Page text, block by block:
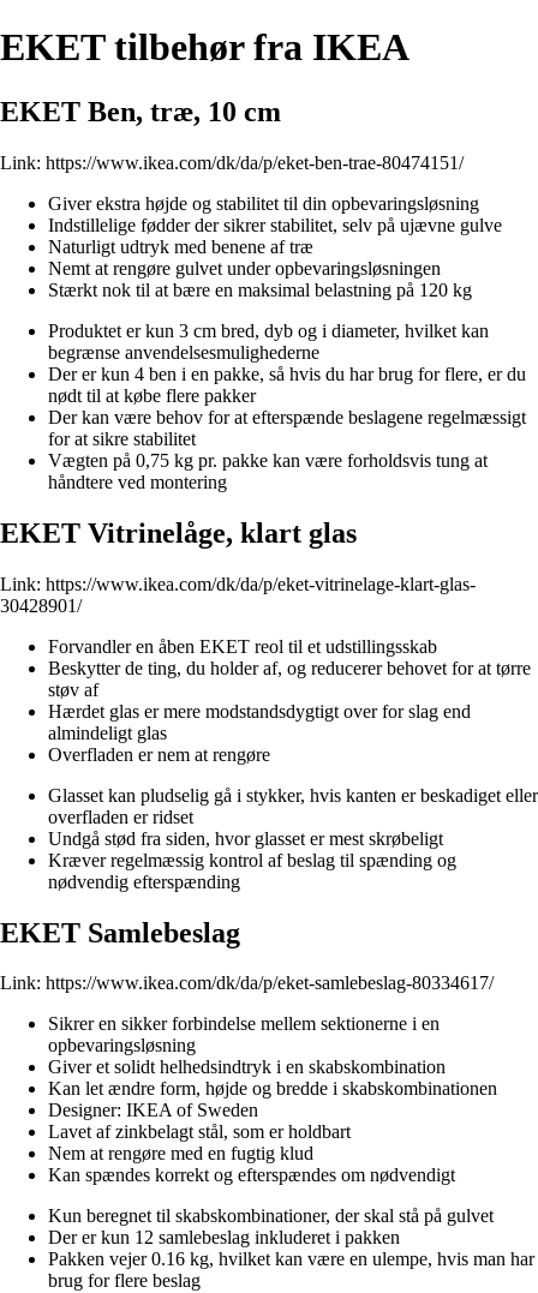
EKET tilbehør fra IKEA
EKET Ben, træ, 10 cm
Link: https://www.ikea.com/dk/da/p/eket-ben-trae-80474151/
Giver ekstra højde og stabilitet til din opbevaringsløsning
Indstillelige fødder der sikrer stabilitet, selv på ujævne gulve
Naturligt udtryk med benene af træ
Nemt at rengøre gulvet under opbevaringsløsningen
Stærkt nok til at bære en maksimal belastning på 120 kg
Produktet er kun 3 cm bred, dyb og i diameter, hvilket kan
begrænse anvendelsesmulighederne
Der er kun 4 ben i en pakke, så hvis du har brug for flere, er du
nødt til at købe flere pakker
Der kan være behov for at efterspænde beslagene regelmæssigt
for at sikre stabilitet
Vægten på 0,75 kg pr. pakke kan være forholdsvis tung at
håndtere ved montering
EKET Vitrinelåge, klart glas
Link: https://www.ikea.com/dk/da/p/eket-vitrinelage-klart-glas-
30428901/
Forvandler en åben EKET reol til et udstillingsskab
Beskytter de ting, du holder af, og reducerer behovet for at tørre
støv af
Hærdet glas er mere modstandsdygtigt over for slag end
almindeligt glas
Overfladen er nem at rengøre
Glasset kan pludselig gå i stykker, hvis kanten er beskadiget eller
overfladen er ridset
Undgå stød fra siden, hvor glasset er mest skrøbeligt
Kræver regelmæssig kontrol af beslag til spænding og
nødvendig efterspænding
EKET Samlebeslag
Link: https://www.ikea.com/dk/da/p/eket-samlebeslag-80334617/
Sikrer en sikker forbindelse mellem sektionerne i en
opbevaringsløsning
Giver et solidt helhedsindtryk i en skabskombination
Kan let ændre form, højde og bredde i skabskombinationen
Designer: IKEA of Sweden
Lavet af zinkbelagt stål, som er holdbart
Nem at rengøre med en fugtig klud
Kan spændes korrekt og efterspændes om nødvendigt
Kun beregnet til skabskombinationer, der skal stå på gulvet
Der er kun 12 samlebeslag inkluderet i pakken
Pakken vejer 0.16 kg, hvilket kan være en ulempe, hvis man har
brug for flere beslag